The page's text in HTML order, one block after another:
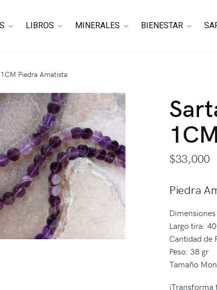
LIBROS MINERALES BIENESTAR
Piedra Amatista
$33,000
Piedra
Dimensiones
Largo tira:
Cantidad de
Peso: 38 gr
Tamaño